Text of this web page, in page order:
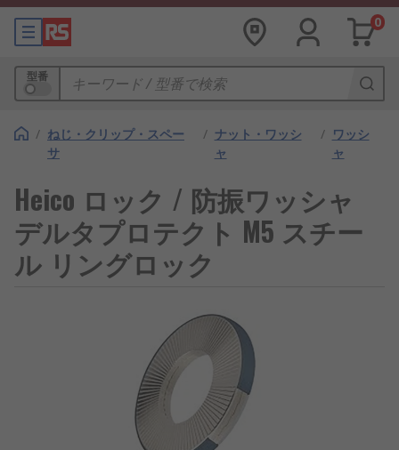
0
型番
/ ねじ・クリップ・スペー
サ
/ ナット・ワッシ
ャ
/ ワッシ
ャ
Heico ロック / 防振ワッシャ
デルタプロテクト M5 スチー
ル リングロック